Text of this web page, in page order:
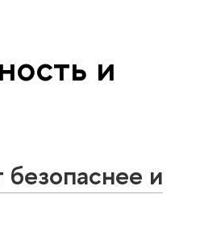
и
безопаснее и